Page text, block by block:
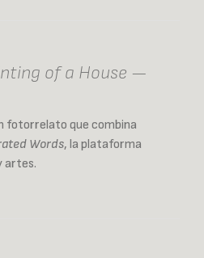
of a House —
fotorrelato que combina
Words, la plataforma
artes.